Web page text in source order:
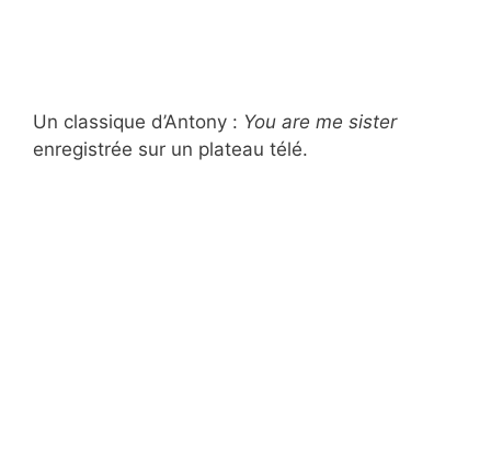
Un classique d’Antony : You are me sister
enregistrée sur un plateau télé.